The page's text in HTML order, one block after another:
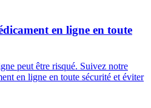
en ligne en toute
peut être risqué. Suivez notre
en ligne en toute sécurité et éviter